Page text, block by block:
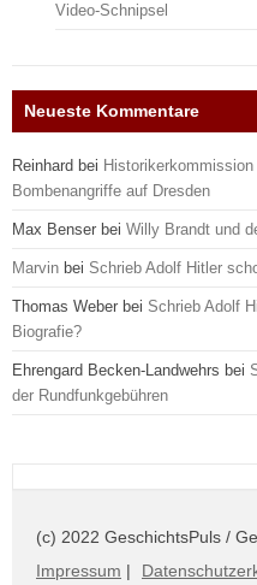
Video-Schnipsel
Neueste Kommentare
Reinhard bei
Bombenangriffe auf Dresden
Max Benser bei Willy Brandt und
Marvin bei Schrieb Adolf Hitler
Thomas Weber bei Schrieb Adolf
Biografie?
Ehrengard Becken-Landwehrs bei
der Rundfunkgebühren
(c) 2022 GeschichtsPuls /
Impressum |